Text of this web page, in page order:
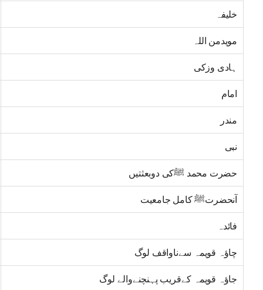
خلیفہ
مویدمن اللہ
ہادی وزکی
امام
مندر
نبی
حضرت محمد ﷺکی دوبعثتیں
آنحضرتﷺ کامل جامعیت
فائدہ
چاؤہ قویمہ سےناواقف لوگ
جاؤہ قویمہ کےقریب پہنچنےوالے لوگ